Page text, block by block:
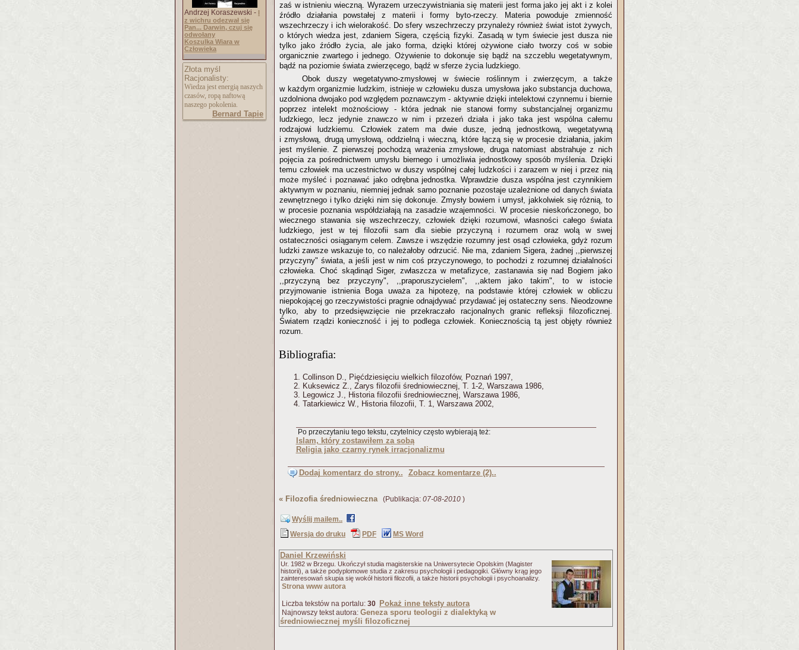
Andrzej Koraszewski - I
z wichru odezwał się
Pan... Darwin, czuj się
odwołany
Koszulka Wiara w
Człowieka
Złota myśl
Racjonalisty:
Wiedza jest energią naszych
czasów, ropą naftową
naszego pokolenia.
Bernard Tapie
zaś w istnieniu wieczną. Wyrazem urzeczywistniania się materii jest forma jako jej akt i z kolei
źródło działania powstałej z materii i formy byto-rzeczy. Materia powoduje zmienność
wszechrzeczy i ich wielorakość. Do sfery wszechrzeczy przynależy również świat istot żywych,
o których wiedza jest, zdaniem Sigera, częścią fizyki. Zasadą w tym świecie jest dusza nie
tylko jako źródło życia, ale jako forma, dzięki której ożywione ciało tworzy coś w sobie
organicznie zwartego i jednego. Ożywienie to dokonuje się bądź na szczeblu wegetatywnym,
bądź na poziomie świata zwierzęcego, bądź w sferze życia ludzkiego.
Obok duszy wegetatywno-zmysłowej w świecie roślinnym i zwierzęcym, a także
w każdym organizmie ludzkim, istnieje w człowieku dusza umysłowa jako substancja duchowa,
uzdolniona dwojako pod względem poznawczym - aktywnie dzięki intelektowi czynnemu i biernie
poprzez intelekt możnościowy - która jednak nie stanowi formy substancjalnej organizmu
ludzkiego, lecz jedynie znawczo w nim i przezeń działa i jako taka jest wspólna całemu
rodzajowi ludzkiemu. Człowiek zatem ma dwie dusze, jedną jednostkową, wegetatywną
i zmysłową, drugą umysłową, oddzielną i wieczną, które łączą się w procesie działania, jakim
jest myślenie. Z pierwszej pochodzą wrażenia zmysłowe, druga natomiast abstrahuje z nich
pojęcia za pośrednictwem umysłu biernego i umożliwia jednostkowy sposób myślenia. Dzięki
temu człowiek ma uczestnictwo w duszy wspólnej całej ludzkości i zarazem w niej i przez nią
może myśleć i poznawać jako odrębna jednostka. Wprawdzie dusza wspólna jest czynnikiem
aktywnym w poznaniu, niemniej jednak samo poznanie pozostaje uzależnione od danych świata
zewnętrznego i tylko dzięki nim się dokonuje. Zmysły bowiem i umysł, jakkolwiek się różnią, to
w procesie poznania współdziałają na zasadzie wzajemności. W procesie nieskończonego, bo
wiecznego stawania się wszechrzeczy, człowiek dzięki rozumowi, własności całego świata
ludzkiego, jest w tej filozofii sam dla siebie przyczyną i rozumem oraz wolą w swej
ostateczności osiąganym celem. Zawsze i wszędzie rozumny jest osąd człowieka, gdyż rozum
ludzki zawsze wskazuje to, co należałoby odrzucić. Nie ma, zdaniem Sigera, żadnej ,,pierwszej
przyczyny" świata, a jeśli jest w nim coś przyczynowego, to pochodzi z rozumnej działalności
człowieka. Choć skądinąd Siger, zwłaszcza w metafizyce, zastanawia się nad Bogiem jako
,,przyczyną bez przyczyny", ,,praporuszycielem", ,,aktem jako takim", to w istocie
przyjmowanie istnienia Boga uważa za hipotezę, na podstawie której człowiek w obliczu
niepokojącej go rzeczywistości pragnie odnajdywać przydawać jej ostateczny sens. Nieodzowne
tylko, aby to przedsięwzięcie nie przekraczało racjonalnych granic refleksji filozoficznej.
Światem rządzi konieczność i jej to podlega człowiek. Koniecznością tą jest objęty również
rozum.
Bibliografia:
Collinson D., Pięćdziesięciu wielkich filozofów, Poznań 1997,
Kuksewicz Z., Zarys filozofii średniowiecznej, T. 1-2, Warszawa 1986,
Legowicz J., Historia filozofii średniowiecznej, Warszawa 1986,
Tatarkiewicz W., Historia filozofii, T. 1, Warszawa 2002,
Po przeczytaniu tego tekstu, czytelnicy często wybierają też:
Islam, który zostawiłem za sobą
Religia jako czarny rynek irracjonalizmu
Dodaj komentarz do strony.. Zobacz komentarze (2)..
« Filozofia średniowieczna(Publikacja: 07-08-2010 )
Wyślij mailem..
Wersja do druku
PDF MS Word
Daniel Krzewiński
Ur. 1982 w Brzegu. Ukończył studia magisterskie na Uniwersytecie Opolskim (Magister
historii), a także podyplomowe studia z zakresu psychologii i pedagogiki. Główny krąg jego
zainteresowań skupia się wokół historii filozofii, a także historii psychologii i psychoanalizy.
Strona www autora
Liczba tekstów na portalu: 30 Pokaż inne teksty autora
Najnowszy tekst autora: Geneza sporu teologii z dialektyką w
średniowiecznej myśli filozoficznej